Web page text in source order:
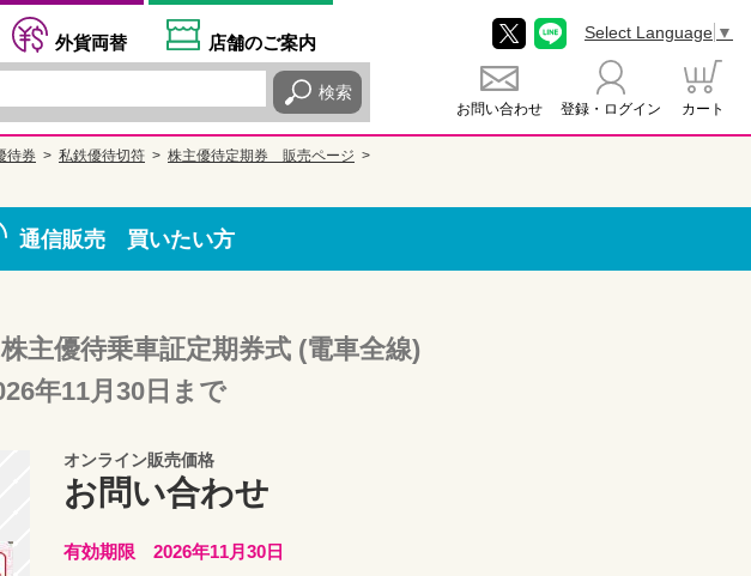
外貨両替 店舗のご案内
検索
お問い合わせ 登録・ログイン カート
Select Language ▼
待券 私鉄優待切符
株主優待定期券 販売ページ
通信販売 買いたい方
株主優待乗車証定期券式 (電車全線)
年11月30日まで
オンライン販売価格
お問い合わせ
有効期限 2026年11月30日